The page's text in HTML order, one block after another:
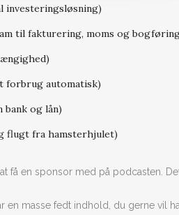
investeringsløsning)
til fakturering, moms og
forbrug automatisk)
bank og lån)
flugt fra hamsterhjulet)
få en sponsor med på podcasten.
en masse fedt indhold, du gerne vil